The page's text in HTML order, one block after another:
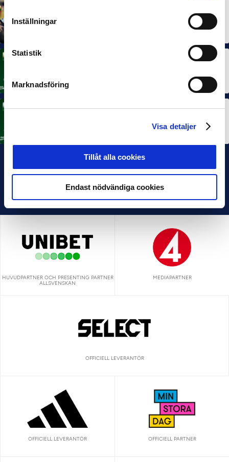
Inställningar
Statistik
Marknadsföring
Visa detaljer
Tillåt alla cookies
Endast nödvändiga cookies
Dubbla Landskrona-priser när juni summeras
HUVUDPARTNER OCH PRESENTING PARTNER
ALLSVENSKAN
MEDIAPARTNER
OFFICIELL LEVERANTÖR
OFFICIELL LEVERANTÖR OFFICIELL PARTNER